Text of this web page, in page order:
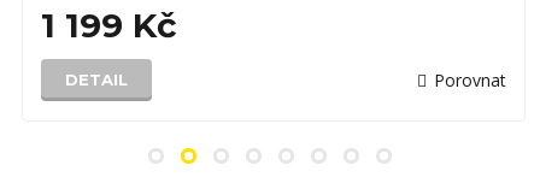
1 199 Kč
DETAIL Porovnat